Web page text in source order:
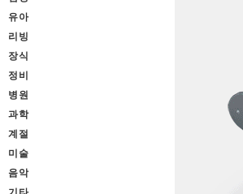
유아
리빙
장식
정비
병원
과학
계절
미술
음악